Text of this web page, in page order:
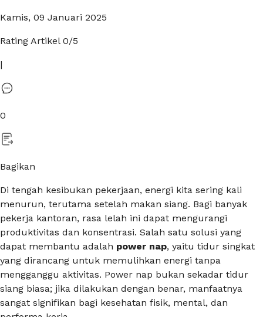
Kamis, 09 Januari 2025
Rating Artikel 0/5
|
0
Bagikan
Di tengah kesibukan pekerjaan, energi kita sering kali
menurun, terutama setelah makan siang. Bagi banyak
pekerja kantoran, rasa lelah ini dapat mengurangi
produktivitas dan konsentrasi. Salah satu solusi yang
dapat membantu adalah power nap, yaitu tidur singkat
yang dirancang untuk memulihkan energi tanpa
mengganggu aktivitas. Power nap bukan sekadar tidur
siang biasa; jika dilakukan dengan benar, manfaatnya
sangat signifikan bagi kesehatan fisik, mental, dan